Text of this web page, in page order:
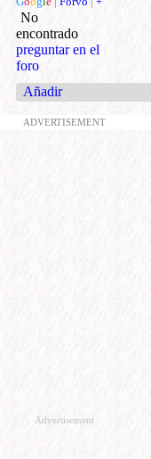
No
encontrado
preguntar en el
foro
Añadir
ADVERTISEMENT
Advertisement